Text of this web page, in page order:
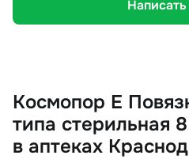
Космопор Е
типа стерильная
в аптеках